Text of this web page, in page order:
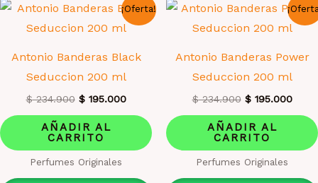
¡Oferta!
Antonio Banderas Black
Seduccion 200 ml
$234.900 El
original
era:
$ 234.900.
$195.000El
actual
$ 195.000.
AÑADIR AL
CARRITO
Perfumes Originales
Antonio Banderas Power
Seduccion 200 ml
$234.900 El
original
era:
$ 234.900.
$195.000El
$
AÑADIR AL
CARRITO
Perfumes Originales